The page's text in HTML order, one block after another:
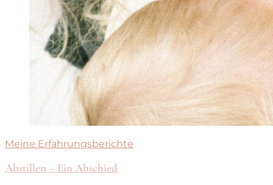
Meine Erfahrungsberichte
Abstillen – Ein Abschied